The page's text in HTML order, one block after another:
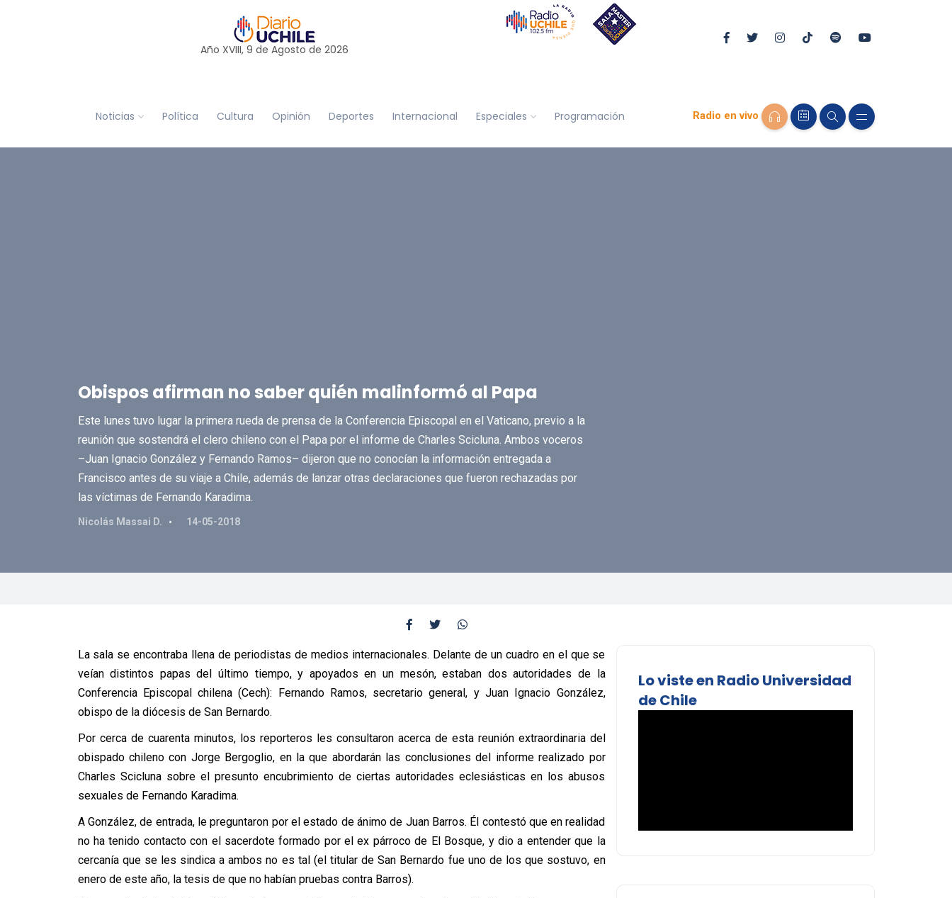
Año XVIII, 9 de Agosto de 2026
Noticias Política Cultura Opinión Deportes Internacional Especiales Programación Radio en vivo
Obispos afirman no saber quién malinformó al Papa
Este lunes tuvo lugar la primera rueda de prensa de la Conferencia Episcopal en el Vaticano, previo a la
reunión que sostendrá el clero chileno con el Papa por el informe de Charles Scicluna. Ambos voceros
–Juan Ignacio González y Fernando Ramos– dijeron que no conocían la información entregada a
Francisco antes de su viaje a Chile, además de lanzar otras declaraciones que fueron rechazadas por
las víctimas de Fernando Karadima.
Nicolás Massai D. 14-05-2018
La sala se encontraba llena de periodistas de medios internacionales. Delante de un cuadro en el que se
veían distintos papas del último tiempo, y apoyados en un mesón, estaban dos autoridades de la
Conferencia Episcopal chilena (Cech): Fernando Ramos, secretario general, y Juan Ignacio González,
obispo de la diócesis de San Bernardo.
Por cerca de cuarenta minutos, los reporteros les consultaron acerca de esta reunión extraordinaria del
obispado chileno con Jorge Bergoglio, en la que abordarán las conclusiones del informe realizado por
Charles Scicluna sobre el presunto encubrimiento de ciertas autoridades eclesiásticas en los abusos
sexuales de Fernando Karadima.
A González, de entrada, le preguntaron por el estado de ánimo de Juan Barros. Él contestó que en realidad
no ha tenido contacto con el sacerdote formado por el ex párroco de El Bosque, y dio a entender que la
cercanía que se les sindica a ambos no es tal (el titular de San Bernardo fue uno de los que sostuvo, en
enero de este año, la tesis de que no habían pruebas contra Barros).
Lo viste en Radio Universidad
de Chile